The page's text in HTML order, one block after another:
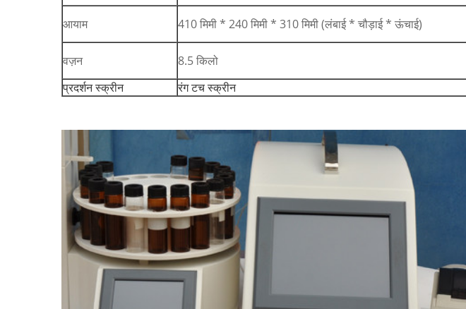
आयाम 410 मिमी * 240 मिमी * 310 मिमी (लंबाई * चौड़ाई * ऊंचाई)
वज़न
8.5 किलो
प्रदर्शन स्क्रीन
रंग टच स्क्रीन